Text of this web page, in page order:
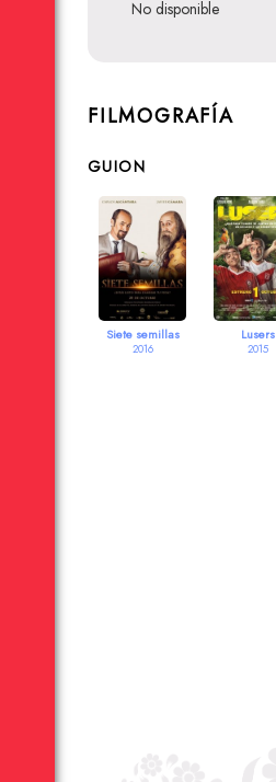
no disponible
FILMOGRAFÍA
GUION
Siete semillas
2016
Lusers
2015